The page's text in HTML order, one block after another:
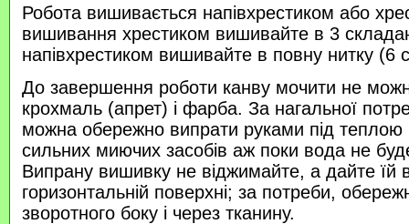
Робота вишивається напівхрестиком або
вишивання хрестиком вишивайте в 3
напівхрестиком вишивайте в повну нитку (6
До завершення роботи канву мочити не
крохмаль (апрет) і фарба. За нагальної
можна обережно випрати руками під
сильних миючих засобів аж поки вода не
Випрану вишивку не віджимайте, а дайте їй
горизонтальній поверхні; за потреби,
зворотного боку і через тканину.